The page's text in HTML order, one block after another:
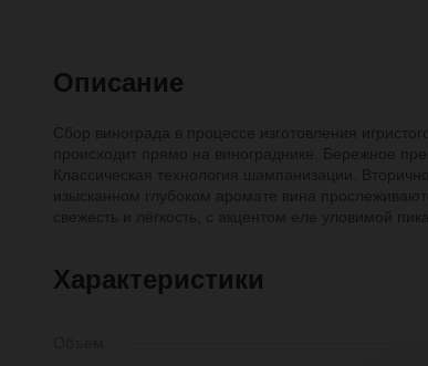
Описание
Характеристики